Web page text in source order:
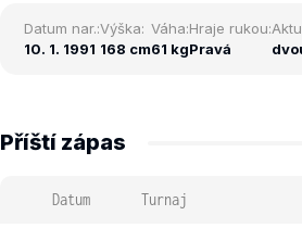
Datum nar.:
10. 1. 1991
Výška:
168 cm
Váha:
61 kg
Hraje rukou:
Pravá
Příští zápas
Datum Turnaj